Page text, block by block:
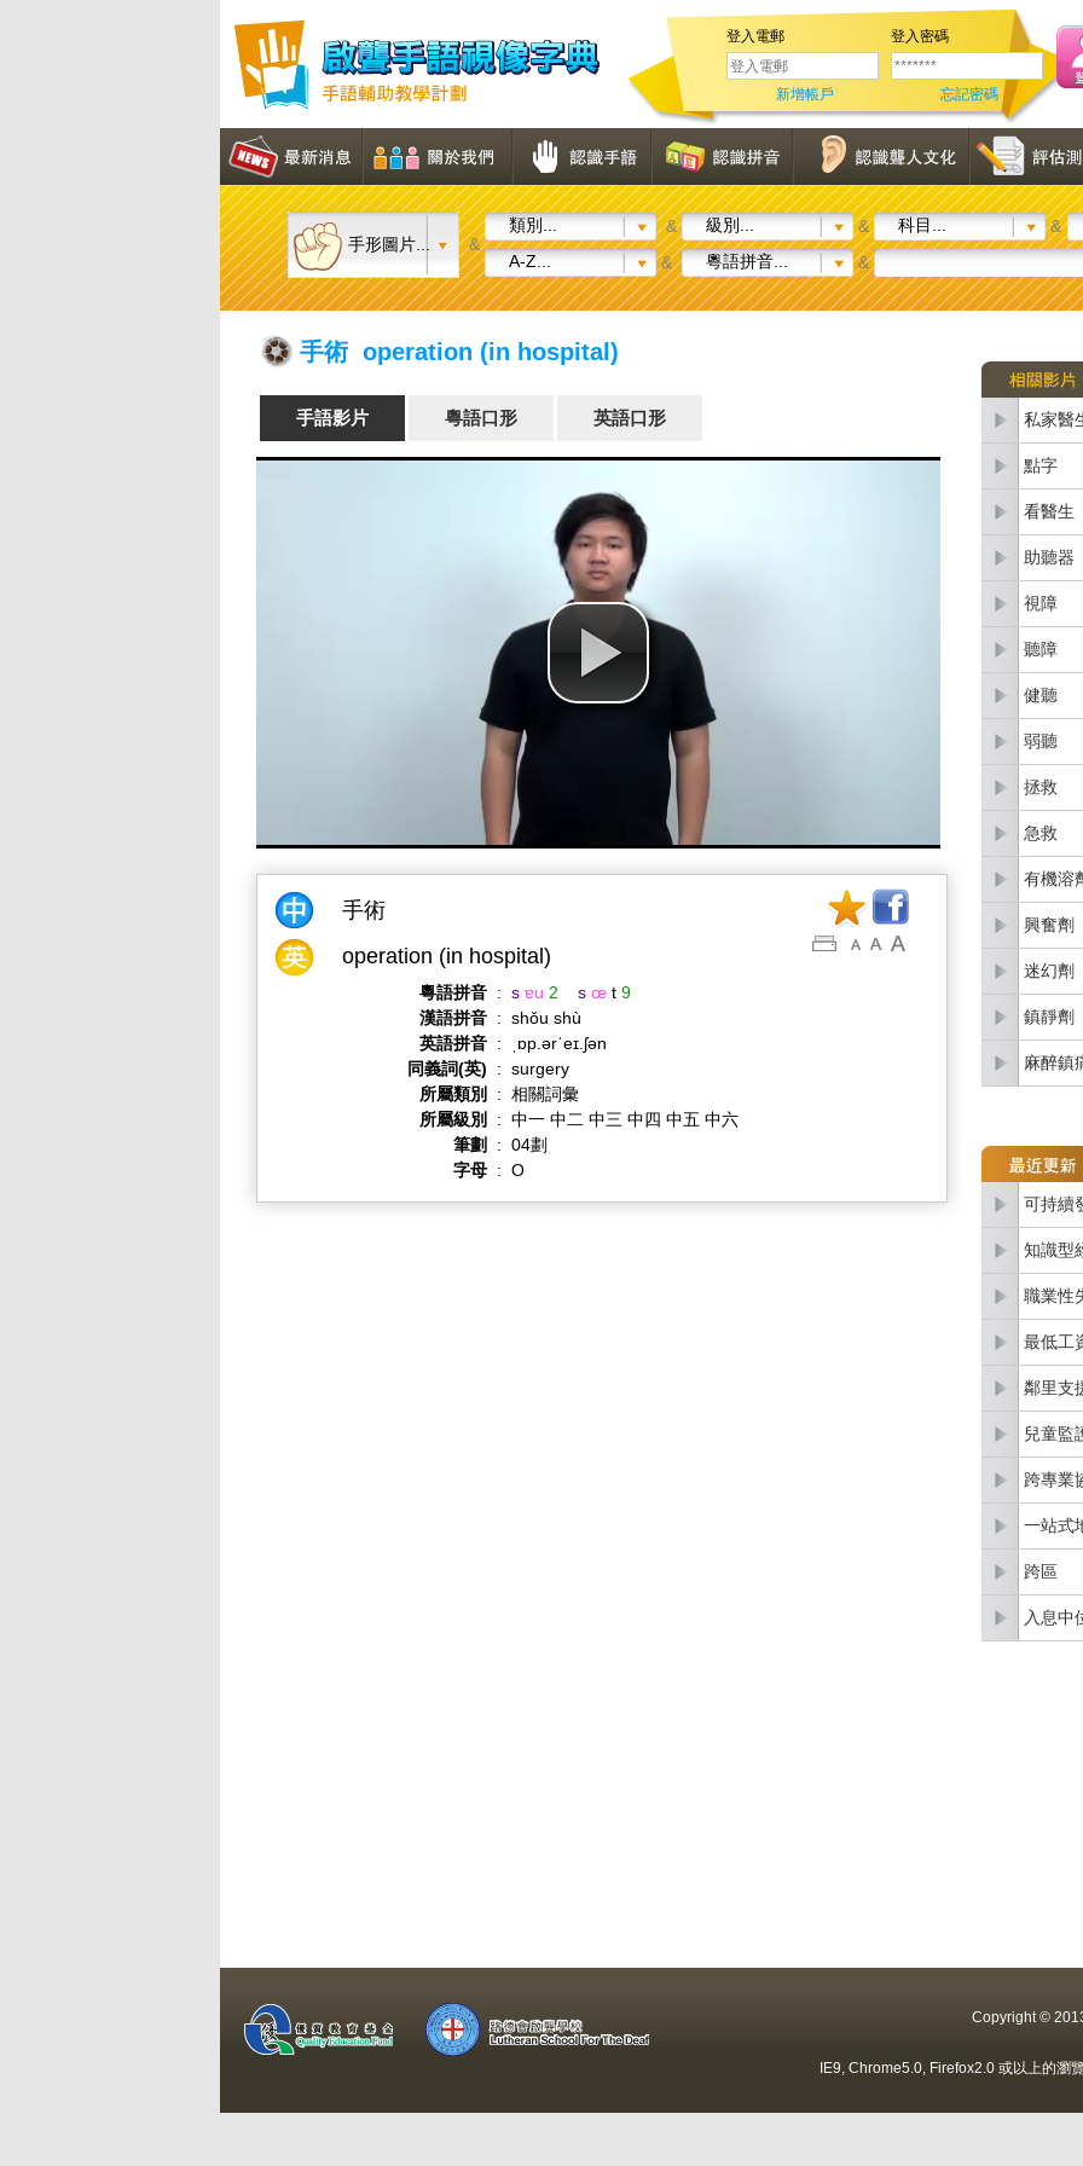
登入電郵 登入密碼
新增帳戶 忘記密碼
手形圖片... &
類別... & 級別... & 科目...
&
A-Z...
& 粵語拼音... &
手術 operation (in hospital)
手語影片 粵語口形 英語口形
手術
operation (in hospital)
粵語拼音 : s ɐu 2 s œ t 9
漢語拼音 : shǒu shù
英語拼音 :
ˌɒp.ərˈeɪ.ʃən
同義詞(英)
: surgery
所屬類別
: 相關詞彙
所屬級別
: 中一 中二 中三 中四 中五 中六
筆劃
: 04劃
字母 : O
私家醫
點字
看醫生
助聽器
視障
聽障
健聽
弱聽
拯救
急救
有機溶
興奮劑
迷幻劑
鎮靜劑
麻醉鎮
可持續
知識型
職業性
最低工
鄰里支
兒童監
跨專業
一站式
跨區
入息中
Copyright ©
IE9, Chrome5.0, Firefox2.0 或以上的瀏